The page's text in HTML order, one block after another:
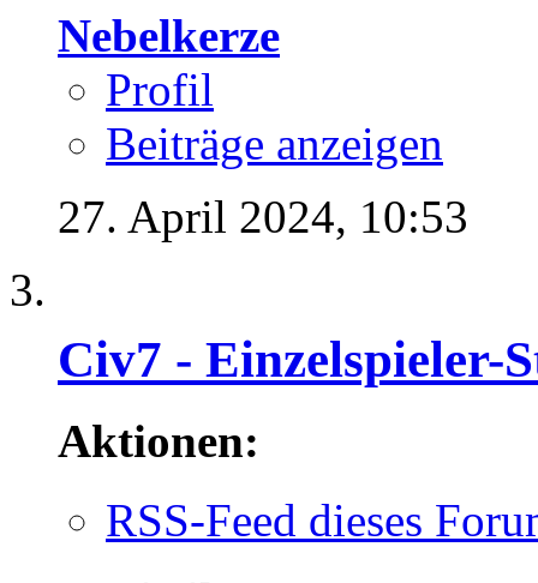
Nebelkerze
Profil
Beiträge anzeigen
27. April 2024, 10:53
Civ7 - Einzelspieler-
Aktionen:
RSS-Feed dieses